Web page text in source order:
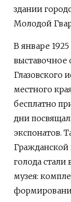
здании
Молодой
В январе
Глазовского
местного
бесплатно
дни
экспонатов.
Гражданской
голода
музея: